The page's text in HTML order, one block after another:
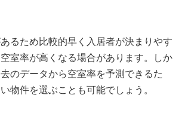
るため比較的早く入居者が決まりやす
室率が高くなる場合があります。しか
のデータから空室率を予測できるた
物件を選ぶことも可能でしょう。